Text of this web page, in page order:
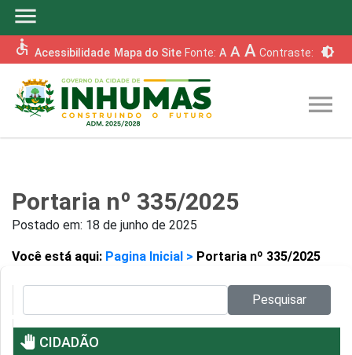
menu
accessible Acessibilidade Mapa do Site Fonte: A A A Contraste: brightness_6
menu
Portaria nº 335/2025
Postado em: 18 de junho de 2025
Você está aqui: Pagina Inicial > Portaria nº 335/2025
Pesquisar
pan_tool CIDADÃO